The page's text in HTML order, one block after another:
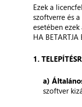
Ezek a
szoftverre és
esetében
HA BETARTJA
1.
a)
szoftver